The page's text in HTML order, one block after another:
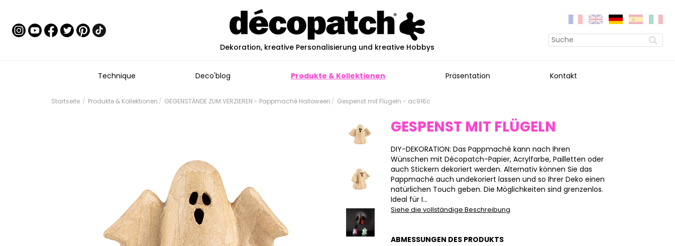
Dekoration, kreative Personalisierung und kreative Hobbys
Technique Deco'blog Produkte & Kollektionen Präsentation Kontakt
Startseite Produkte & Kollektionen GEGENSTÄNDE ZUM VERZIEREN - Pappmaché Halloween Gespenst mit Flügeln - ac916c
GESPENST MIT FLÜGELN
DIY-DEKORATION: Das Pappmaché kann nach Ihren
Wünschen mit Décopatch-Papier, Acrylfarbe, Pailletten oder
auch Stickern dekoriert werden. Alternativ können Sie das
Pappmaché auch undekoriert lassen und so Ihrer Deko einen
natürlichen Touch geben. Die Möglichkeiten sind grenzenlos.
Ideal für I...
Siehe die vollständige Beschreibung
ABMESSUNGEN DES PRODUKTS